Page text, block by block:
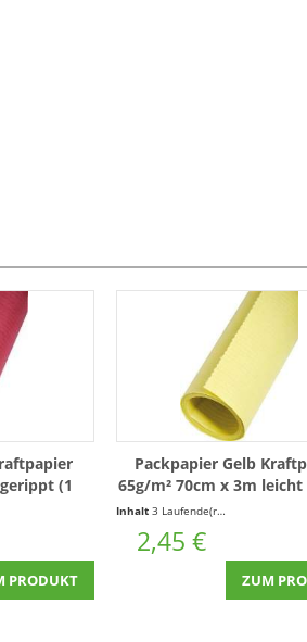
(1
€ * / 1 Laufende(r) Meter)
PRODUKT
Packpapier Gelb
65g/m² 70cm x 3m
(1 Rolle)
Inhalt3 Laufende(r) Meter (0,82 €
2,45 €
ZUM